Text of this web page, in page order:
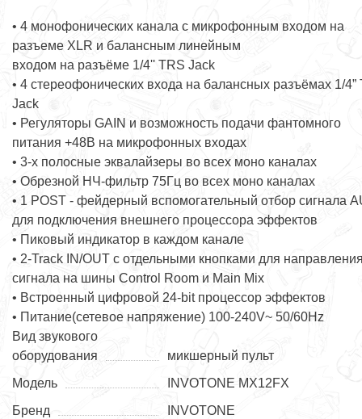
• 4 монофонических канала с микрофонным входом на
разъеме XLR и балансным линейным
входом на разъёме 1/4'' TRS Jack
• 4 стереофонических входа на балансных разъёмах 1/4”
Jack
• Регуляторы GAIN и возможность подачи фантомного
питания +48В на микрофонных входах
• 3-х полосные эквалайзеры во всех моно каналах
• Обрезной НЧ-фильтр 75Гц во всех моно каналах
• 1 POST - фейдерный вспомогательный отбор сигнала
для подключения внешнего процессора эффектов
• Пиковый индикатор в каждом канале
• 2-Track IN/OUT с отдельными кнопками для
сигнала на шины Control Room и Main Mix
• Встроенный цифровой 24-bit процессор эффектов
• Питание(сетевое напряжение) 100-240V~ 50/60Hz
Вид звукового
оборудования
микшерный пульт
Модель
INVOTONE MX12FX
Бренд
INVOTONE